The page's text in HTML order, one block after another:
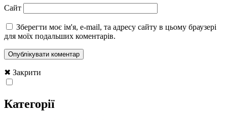
Сайт
Зберегти моє ім'я, e-mail, та адресу сайту в цьому браузері
для моїх подальших коментарів.
✖ Закрити
Категорії